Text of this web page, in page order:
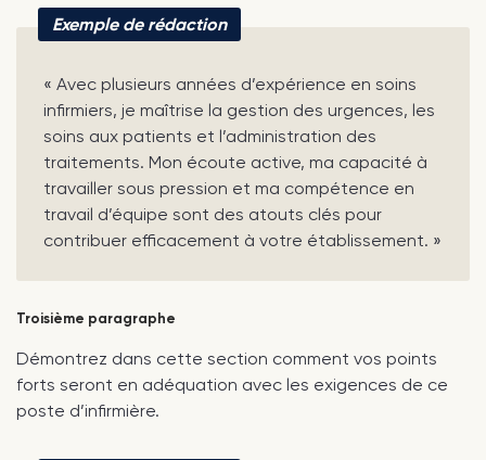
Exemple de rédaction
« Avec plusieurs années d’expérience en soins
infirmiers, je maîtrise la gestion des urgences, les
soins aux patients et l’administration des
traitements. Mon écoute active, ma capacité à
travailler sous pression et ma compétence en
travail d’équipe sont des atouts clés pour
contribuer efficacement à votre établissement. »
Troisième paragraphe
Démontrez dans cette section comment vos points
forts seront en adéquation avec les exigences de ce
poste d’infirmière.